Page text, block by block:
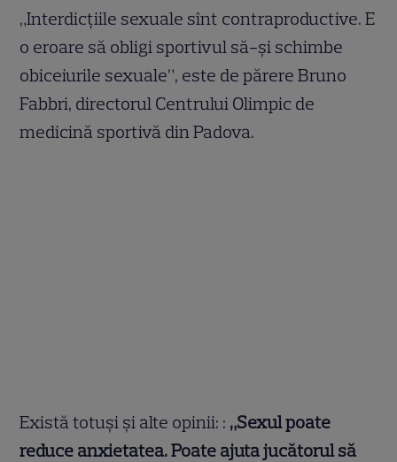
„Interdicţiile sexuale sînt contraproductive. E
o eroare să obligi sportivul să-şi schimbe
obiceiurile sexuale”, este de părere Bruno
Fabbri, directorul Centrului Olimpic de
medicină sportivă din Padova.
Există totuși și alte opinii: : „Sexul poate
reduce anxietatea. Poate ajuta jucătorul să